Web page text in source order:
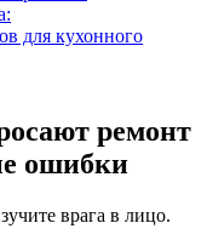
для кухонного
ремонт
ошибки
врага в лицо.